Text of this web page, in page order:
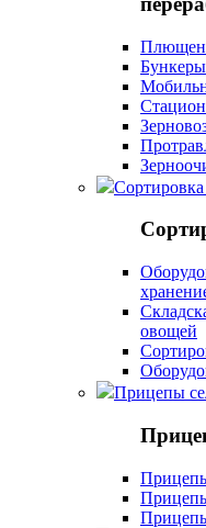
овощей
Прицепы